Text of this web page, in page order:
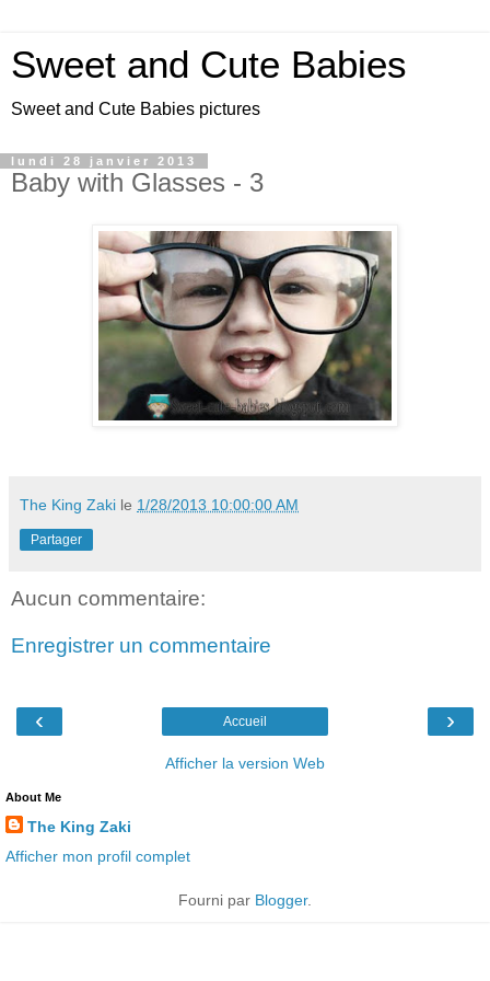
Sweet and Cute Babies
Sweet and Cute Babies pictures
lundi 28 janvier 2013
Baby with Glasses - 3
The King Zaki le 1/28/2013 10:00:00 AM
Partager
Aucun commentaire:
Enregistrer un commentaire
‹ ›
Accueil
Afficher la version Web
About Me
The King Zaki
Afficher mon profil complet
Fourni par Blogger.